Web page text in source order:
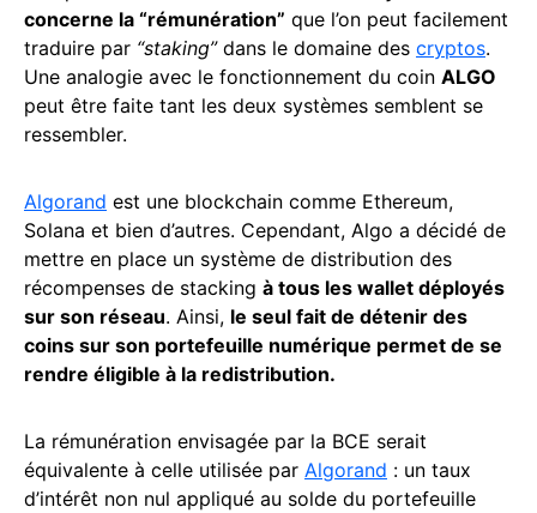
concerne la “rémunération” que l’on peut facilement
traduire par “staking”dans le domaine des cryptos.
Une analogie avec le fonctionnement du coin ALGO
peut être faite tant les deux systèmes semblent se
ressembler.
Algorand est une blockchain comme Ethereum,
Solana et bien d’autres. Cependant, Algo a décidé de
mettre en place un système de distribution des
récompenses de stacking à tous les wallet déployés
sur son réseau. Ainsi, le seul fait de détenir des
coins sur son portefeuille numérique permet de se
rendre éligible à la redistribution.
La rémunération envisagée par la BCE serait
équivalente à celle utilisée par Algorand : un taux
d’intérêt non nul appliqué au solde du portefeuille